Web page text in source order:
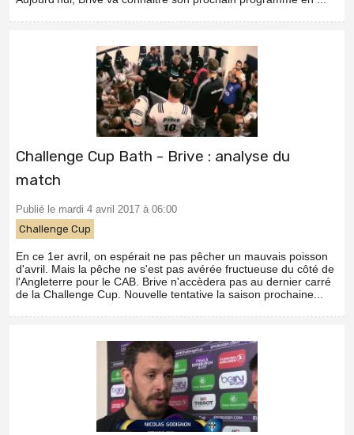
Challenge Cup Bath - Brive : analyse du
match
Publié le mardi 4 avril 2017 à 06:00
Challenge Cup
En ce 1er avril, on espérait ne pas pêcher un mauvais poisson
d'avril. Mais la pêche ne s'est pas avérée fructueuse du côté de
l'Angleterre pour le CAB. Brive n'accèdera pas au dernier carré
de la Challenge Cup. Nouvelle tentative la saison prochaine...